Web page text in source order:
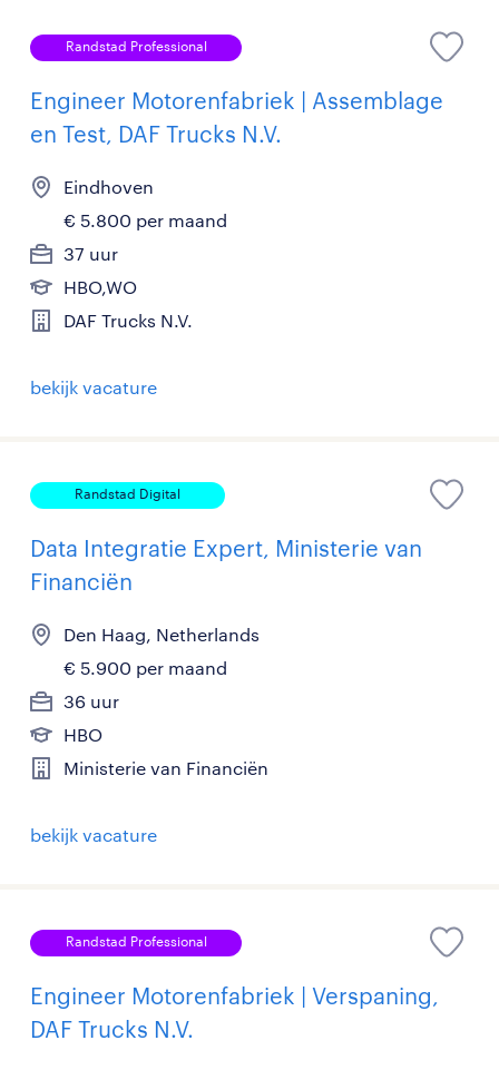
Randstad Professional
Engineer Motorenfabriek | Assemblage
en Test, DAF Trucks N.V.
Eindhoven
€ 5.800 per maand
37 uur
HBO,WO
DAF Trucks N.V.
bekijk vacature
Randstad Digital
Data Integratie Expert, Ministerie van
Financiën
Den Haag, Netherlands
€ 5.900 per maand
36 uur
HBO
Ministerie van Financiën
bekijk vacature
Randstad Professional
Engineer Motorenfabriek | Verspaning,
DAF Trucks N.V.